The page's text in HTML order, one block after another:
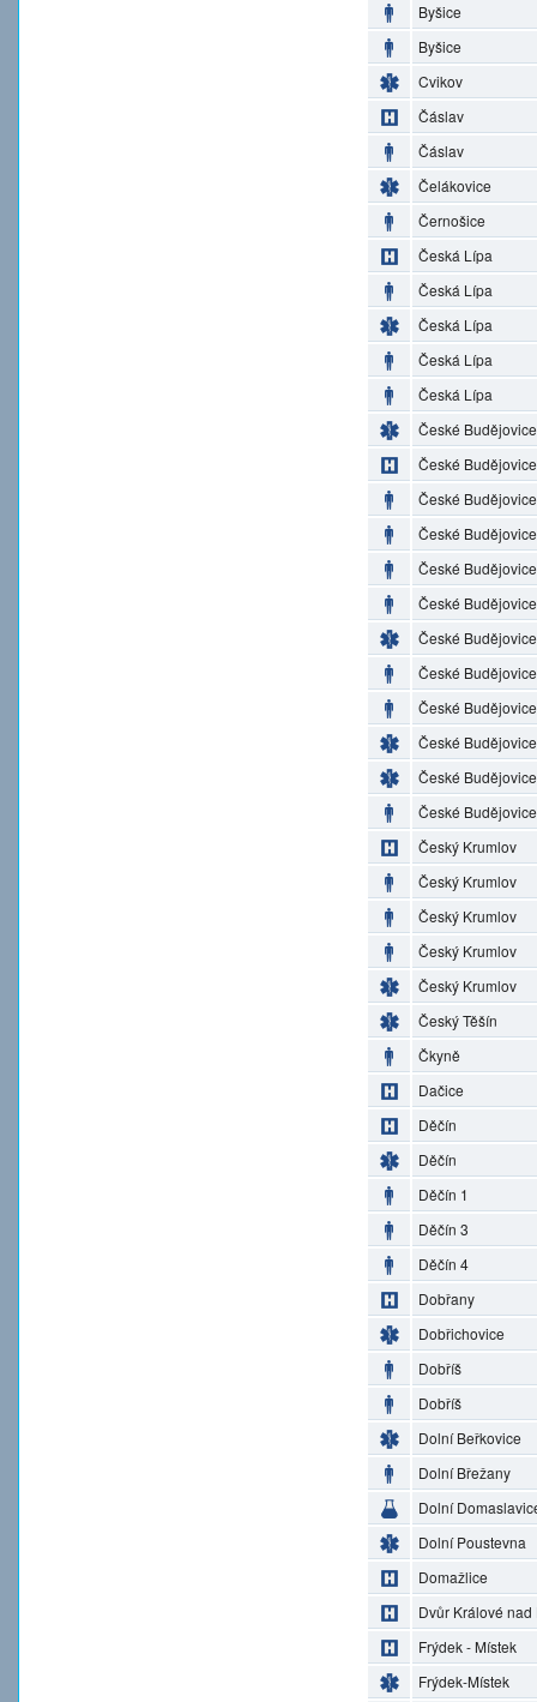
Byšice
Byšice
Cvikov
Čáslav
Čáslav
Čelákovice
Černošice
Česká Lípa
Česká Lípa
Česká Lípa
Česká Lípa
Česká Lípa
České Budějovice
České Budějovice
České Budějovice
České Budějovice
České Budějovice
České Budějovice
České Budějovice
České Budějovice
České Budějovice
České Budějovice
České Budějovice
České Budějovice
Český Krumlov
Český Krumlov
Český Krumlov
Český Krumlov
Český Krumlov
Český Těšín
Čkyně
Dačice
Děčín
Děčín
Děčín 1
Děčín 3
Děčín 4
Dobřany
Dobřichovice
Dobříš
Dobříš
Dolní Beřkovice
Dolní Břežany
Dolní
Dolní Poustevna
Domažlice
Dvůr Králové nad
Frýdek - Místek
Frýdek-Místek